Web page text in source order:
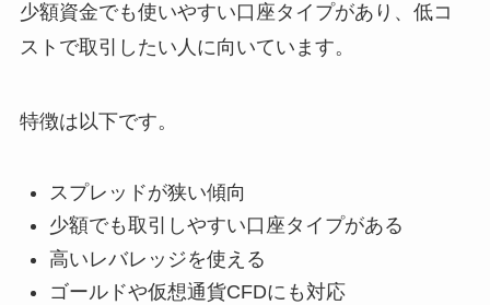
少額資金でも使いやすい口座タイプがあり、低コ
ストで取引したい人に向いています。
特徴は以下です。
スプレッドが狭い傾向
少額でも取引しやすい口座タイプがある
高いレバレッジを使える
ゴールドや仮想通貨CFDにも対応